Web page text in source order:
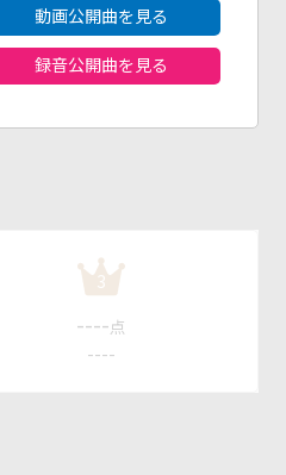
動画公開曲を見る
録音公開曲を見る
3
---- 点
----